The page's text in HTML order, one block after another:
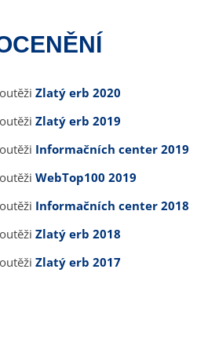
Zlatý erb 2020
Zlatý erb 2019
Informačních center 2019
WebTop100 2019
Informačních center 2018
Zlatý erb 2018
Zlatý erb 2017